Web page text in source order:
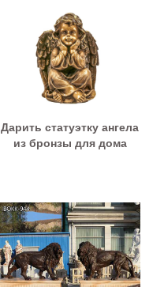
Дарить статуэтку ангела
из бронзы для дома